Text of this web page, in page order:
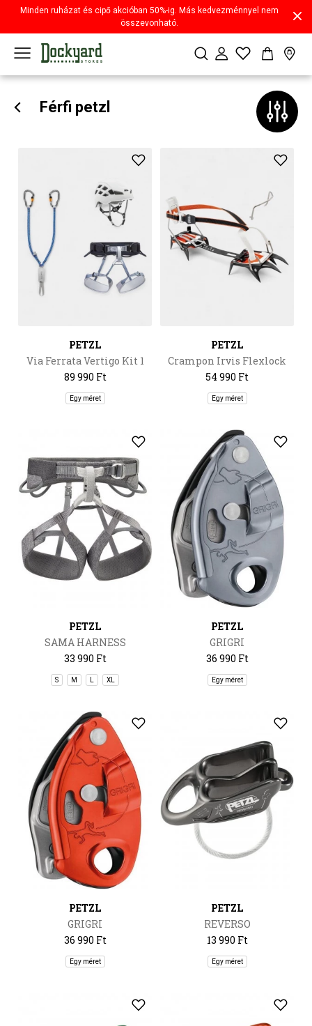
Minden ruházat és cipő akcióban 50%-ig. Más kedvezménnyel nem
összevonható.
Férfi petzl
PETZL
Via Ferrata Vertigo Kit 1
89 990 Ft
Egy méret
PETZL
Crampon Irvis Flexlock
54 990 Ft
Egy méret
PETZL
SAMA HARNESS
33 990 Ft
S M XL
PETZL
GRIGRI
36 990 Ft
Egy méret
PETZL
GRIGRI
36 990 Ft
Egy méret
PETZL
REVERSO
13 990 Ft
Egy méret